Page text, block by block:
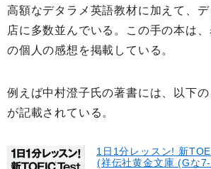
高額なデタラメ英語教材に加えて、
店に多数並んでいる。この手の本は
の個人の感想を掲載している。
例えば中村澄子氏の著書には、以下
が記載されている。
1日1分レッスン! 新
(祥伝社黄金文庫 (Gな